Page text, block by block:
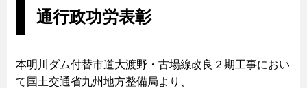
通行政功労表彰
本明川ダム付替市道大渡野・古場線改良２期工事におい
て国土交通省九州地方整備局より、